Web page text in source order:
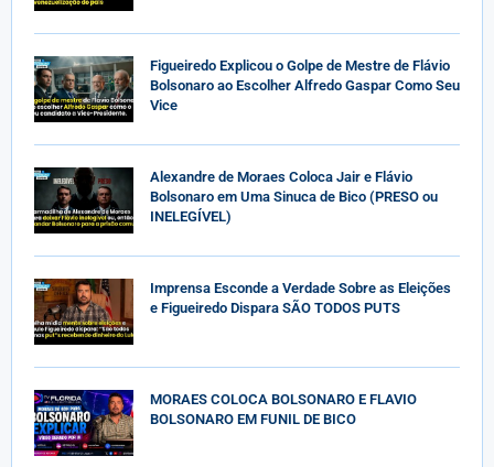
Figueiredo Explicou o Golpe de Mestre de Flávio
Bolsonaro ao Escolher Alfredo Gaspar Como Seu
Vice
Alexandre de Moraes Coloca Jair e Flávio
Bolsonaro em Uma Sinuca de Bico (PRESO ou
INELEGÍVEL)
Imprensa Esconde a Verdade Sobre as Eleições
e Figueiredo Dispara SÃO TODOS PUTS
MORAES COLOCA BOLSONARO E FLAVIO
BOLSONARO EM FUNIL DE BICO